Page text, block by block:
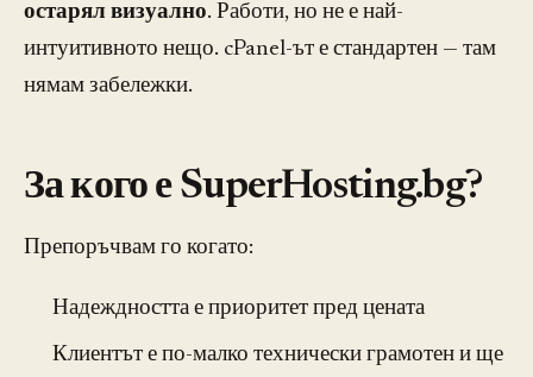
остарял визуално. Работи, но не е най-
интуитивното нещо. cPanel-ът е стандартен — там
нямам забележки.
За кого е SuperHosting.bg?
Препоръчвам го когато:
Надеждността е приоритет пред цената
Клиентът е по-малко технически грамотен и ще